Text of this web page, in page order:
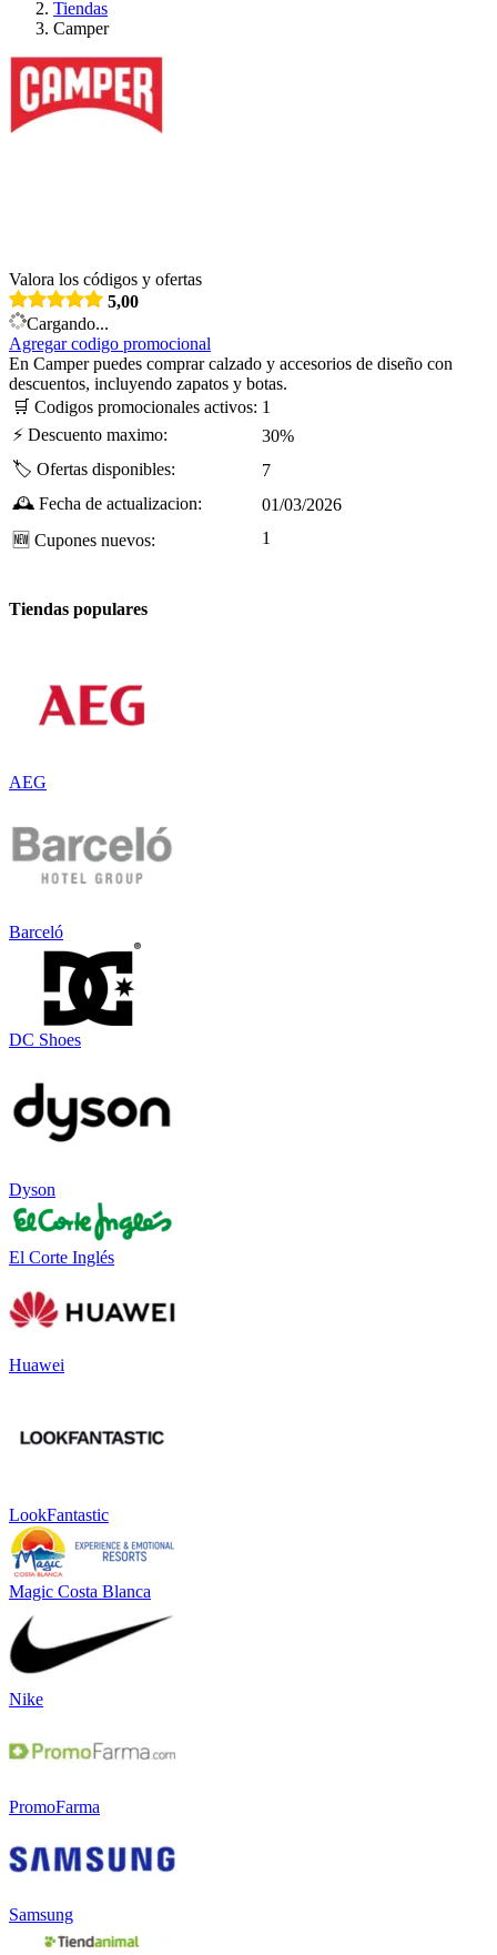
Tiendas
Camper
Valora los códigos y ofertas
5,00
Cargando...
Agregar codigo promocional
En Camper puedes comprar calzado y accesorios de diseño con
descuentos, incluyendo zapatos y botas.
🛒 Codigos promocionales activos: 1
⚡ Descuento maximo:
30%
🏷️ Ofertas disponibles:
7
🕰️ Fecha de actualizacion:
01/03/2026
🆕 Cupones nuevos: 1
Tiendas populares
AEG
Barceló
DC Shoes
Dyson
El Corte Inglés
Huawei
LookFantastic
Magic Costa Blanca
Nike
PromoFarma
Samsung